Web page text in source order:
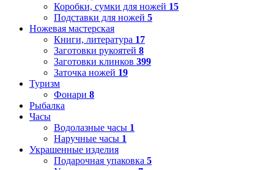
Коробки, сумки для ножей 15
Подставки для ножей 5
Ножевая мастерская
Книги, литература 17
Заготовки рукоятей 8
Заготовки клинков 399
Заточка ножей 19
Туризм
Фонари 8
Рыбалка
Часы
Водолазные часы 1
Наручные часы 1
Украшенные изделия
Подарочная упаковка 5